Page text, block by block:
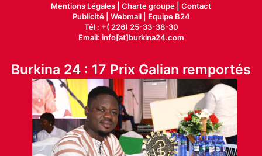
Mentions Légales | Charte groupe | Contact
Publicité| Webmail |
Equipe B24
Tél : +( 226) 25-33-38-30
Email: info[at]burkina24.com
Burkina 24 : 17 Prix Galian remportés